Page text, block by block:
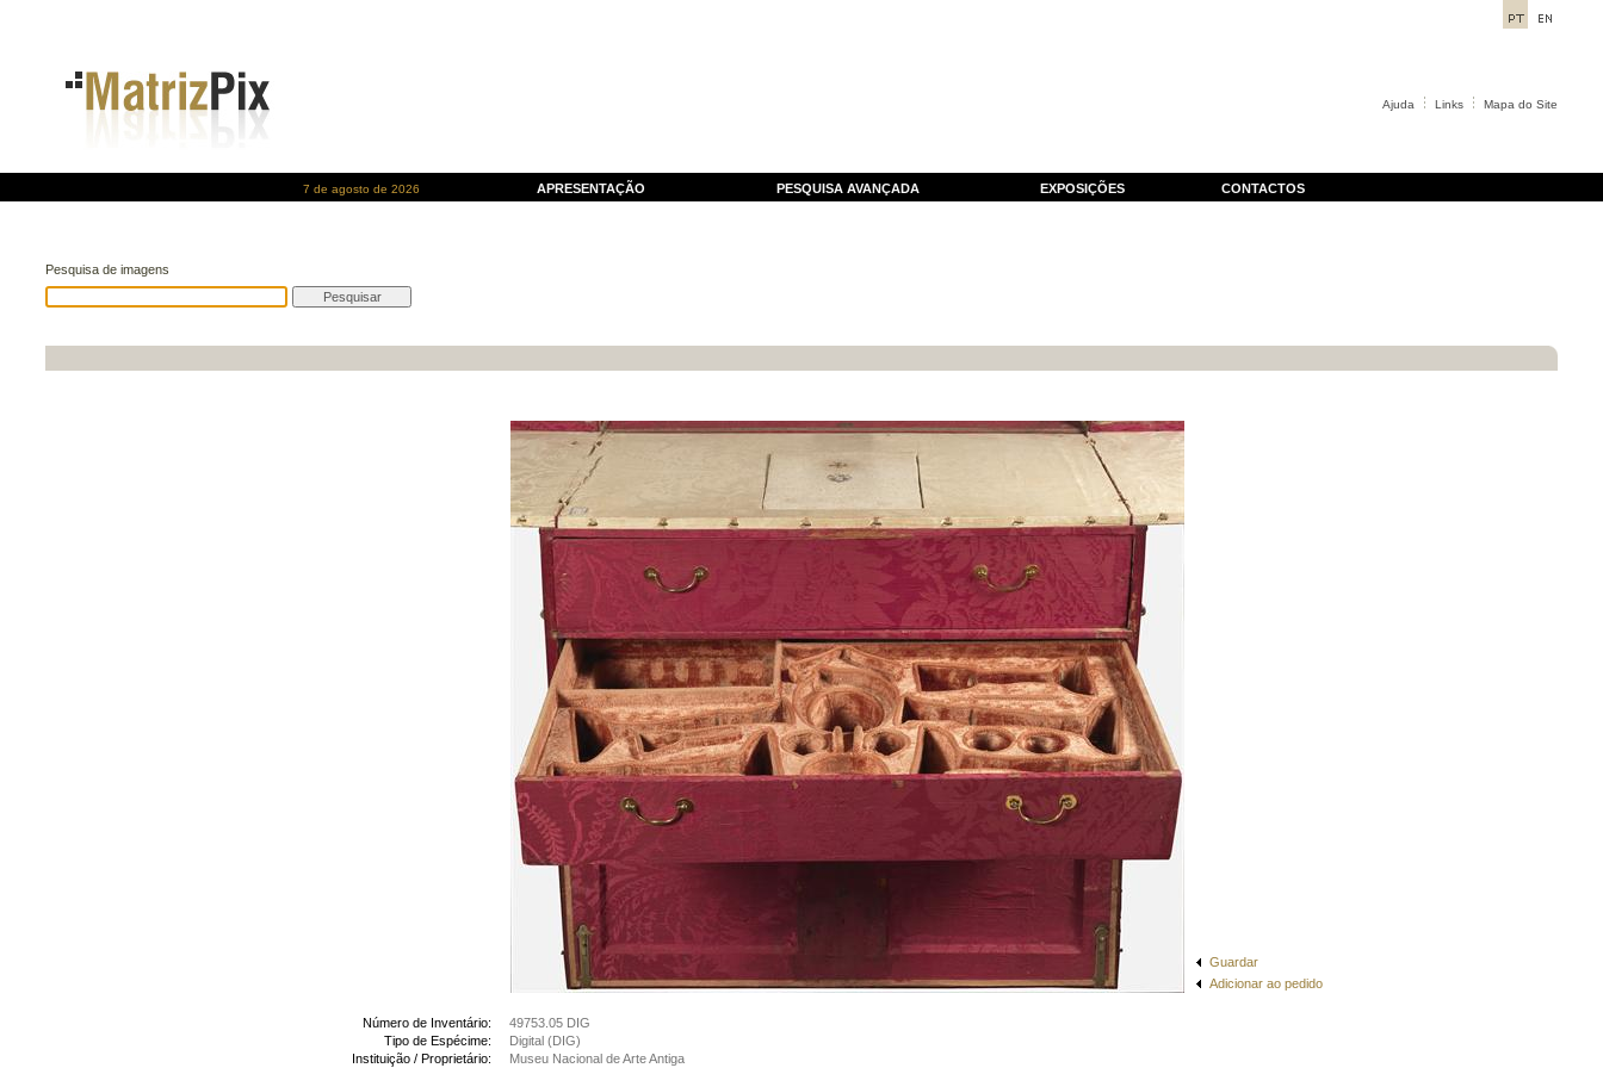
Ajuda Links Mapa do Site
7 de agosto de 2026 APRESENTAÇÃO PESQUISA AVANÇADA EXPOSIÇÕES CONTACTOS
Pesquisa de imagens
Guardar
Adicionar ao pedido
Número de Inventário:
49753.05 DIG
Tipo de Espécime:
Digital (DIG)
Instituição / Proprietário:
Museu Nacional de Arte Antiga